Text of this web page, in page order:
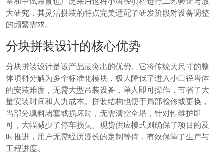
大研究，其灵活拼装的特点完美适配了研发阶段对设备调整
的频繁需求。
分块拼装设计的核心优势
分块拼装设计是该产品最突出的优势。它将传统大尺寸的整
体填料分解为多个标准化模块，极大降低了进入小口径塔体
的安装难度，无需大型吊装设备，单人即可操作，节省了大
量安装时间和人力成本。拼装结构也便于局部检修或更换，
当部分填料堵塞或损坏时，无需清空全塔，针对性维护即
可，大幅减少了停车损失。现货供应模式则确保了项目的及
时推进，用户无需经历漫长的定制等待，有效保障了生产与
工程进度。